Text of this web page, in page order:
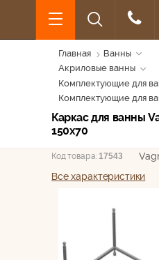
Главная
Ванны
Акриловые ванны
Комплектующие для
Комплектующие для
Каркас для ванны
150x70
Код товара: 17543
Все характеристики